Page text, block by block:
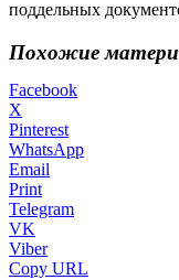
поддельных
Похожие
Facebook
X
Pinterest
WhatsApp
Email
Print
Telegram
VK
Viber
Copy URL